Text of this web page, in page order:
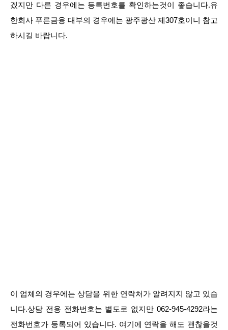
겠지만 다른 경우에는 등록번호를 확인하는것이 좋습니다.유
한회사 푸른금융 대부의 경우에는 광주광산 제307호이니 참고
하시길 바랍니다.
이 업체의 경우에는 상담을 위한 연락처가 알려지지 않고 있습
니다.상담 전용 전화번호는 별도로 없지만 062-945-4292라는
전화번호가 등록되어 있습니다. 여기에 연락을 해도 괜찮을것